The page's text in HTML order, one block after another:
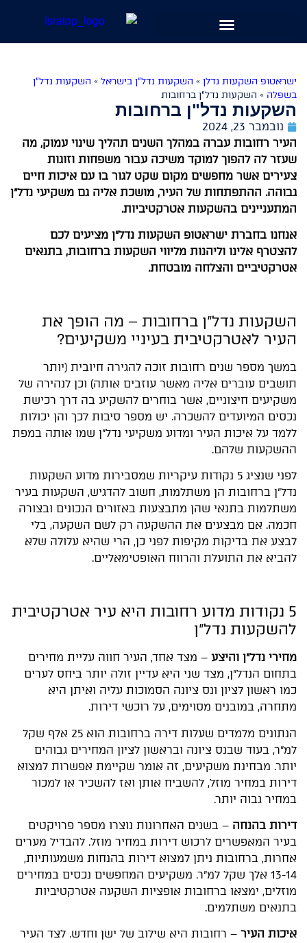
בְּאֲתָר
מַעֲרֶכֶת
נָגִישׁ
בִּקְלִיק
הַמְּסַיַּעַת
לִנְגִישׁוּת
הָאֲתָר.
ישראטופ השקעות נדלן » השקעות נדל״ן בישראל » השקעות נדל"ן
בשפלה » השקעות נדל"ן ברחובות
השקעות נדל"ן ברחובות
נובמבר 23, 2024
העיר רחובות עברה במהלך השנים תהליך שינוי עמוק, מה
שעזר לה להפוך למוקד משיכה עבור משפחות וזוגות
צעירים אשר מחפשים מקום שקט לגור בו עם איכות חיים
גבוהה. ההתפתחות של העיר, מושכת אליה גם משקיעי נדל"ן
המתעניינים בהשקעות אטרקטיביות.
אנחנו בחברת ישראטופ השקעות נדל"ן מציעים לכם
להצטרף אלינו וליהנות מליווי השקעות ברחובות, בתנאים
אטרקטיביים והצלחה מובטחת.
השקעות נדל"ן ברחובות – מה הופך את
העיר לאטרקטיבית בעיניי משקיעים?
במשך מספר שנים רחובות זוכה להגירה חיובית (יותר
תושבים עוברים אליה מאשר עוזבים אותה) וכן לנהירה של
משקיעים חיצוניים, אשר בוחרים להשקיע בה דרך רכישת
נכסים המיועדים להשכרה. יש מספר סיבות לכך והן יכולות
ללמד על איכות העיר ומדוע משקיעי נדל"ן שמו אותה במפת
ההשקעות שלהם.
לפני שנציג 5 נקודות עיקריות שמסבירות מדוע השקעות
נדל"ן ברחובות הן משתלמות, חשוב להדגיש, השקעות בעיר
משתלמות בתנאי שהן מתבצעות באזורים הנכונים ובצורה
חכמה. אם מבצעים את ההשקעה רק לשם השקעה, בלי
לבצע את בדיקות מקיפות לפני כן, הרי שהיא עלולה שלא
להביא את התועלת והרווח האופטימאליים.
5 נקודות מדוע רחובות היא עיר אטרקטיבית
להשקעות נדל"ן
מחירי נדל"ן והיצע – מצד אחד, העיר חווה עליית מחירים
בתחום הנדל"ן, מצד שני היא עדיין זולה יותר ביחס לערים
כמו ראשון לציון ונס ציונה הסמוכות עליה ואיתן היא
מתחרה, במובנים מסוימים, על רוכשי דירות.
הנתונים מלמדים שעלות דירה ברחובות הוא 25 אלף שקל
למ"ר, בעוד שבנס ציונה ובראשון לציון המחירים גבוהים
יותר. מבחינת משקיעים, זה אומר שקיימת אפשרות למצוא
דירות במחיר מוזל, להשביח אותן ואז להשכיר או למכור
במחיר גבוה יותר.
דירות בהנחה – בשנים האחרונות נוצרו מספר פרויקטים
בעיר המאפשרים לרכוש דירות במחיר מוזל. להבדיל מערים
אחרות, ברחובות ניתן למצוא דירות בהנחות משמעותיות,
13-14 אלך שקל למ"ר. משקיעים המחפשים נכסים במחירים
מוזלים, ימצאו ברחובות אופציות השקעה אטרקטיביות
בתנאים משתלמים.
איכות העיר – רחובות היא שילוב של ישן וחדש. לצד העיר